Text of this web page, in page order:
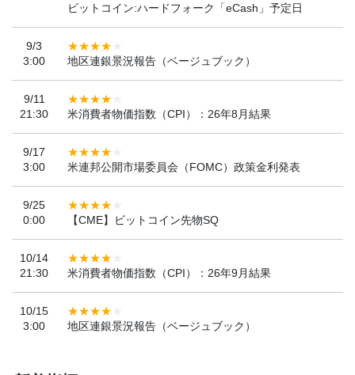
ビットコイン:ハードフォーク「eCash」予定日
9/3
3:00
地区連銀景況報告（ベージュブック）
9/11
21:30
米消費者物価指数（CPI）：26年8月結果
9/17
3:00
米連邦公開市場委員会（FOMC）政策金利発表
9/25
0:00
【CME】ビットコイン先物SQ
10/14
21:30
米消費者物価指数（CPI）：26年9月結果
10/15
3:00
地区連銀景況報告（ベージュブック）